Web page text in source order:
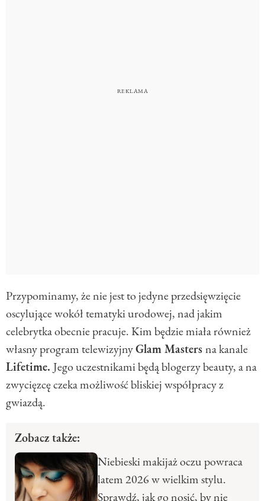
Przypominamy, że nie jest to jedyne przedsięwzięcie
oscylujące wokół tematyki urodowej, nad jakim
celebrytka obecnie pracuje. Kim będzie miała również
własny program telewizyjnyGlam Mastersna kanale
Lifetime. Jego uczestnikami będą blogerzy beauty, a na
zwycięzcę czeka możliwość bliskiej współpracy z
gwiazdą.
Zobacz także:
Niebieski makijaż oczu powraca
latem 2026 w wielkim stylu.
Sprawdź, jak go nosić, by nie